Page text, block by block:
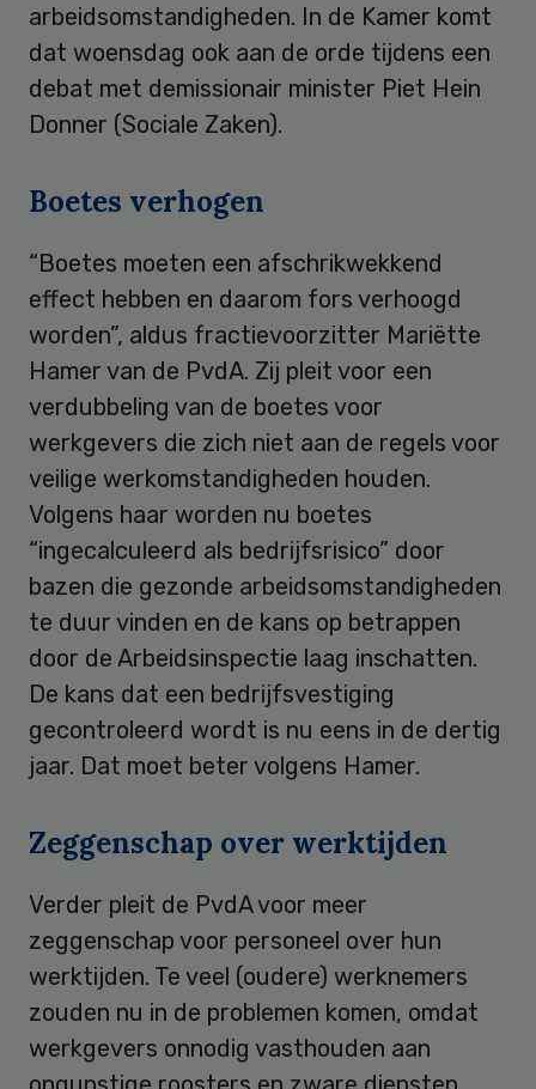
arbeidsomstandigheden. In de Kamer komt
dat woensdag ook aan de orde tijdens een
debat met demissionair minister Piet Hein
Donner (Sociale Zaken).
Boetes verhogen
“Boetes moeten een afschrikwekkend
effect hebben en daarom fors verhoogd
worden”, aldus fractievoorzitter Mariëtte
Hamer van de PvdA. Zij pleit voor een
verdubbeling van de boetes voor
werkgevers die zich niet aan de regels voor
veilige werkomstandigheden houden.
Volgens haar worden nu boetes
“ingecalculeerd als bedrijfsrisico” door
bazen die gezonde arbeidsomstandigheden
te duur vinden en de kans op betrappen
door de Arbeidsinspectie laag inschatten.
De kans dat een bedrijfsvestiging
gecontroleerd wordt is nu eens in de dertig
jaar. Dat moet beter volgens Hamer.
Zeggenschap over werktijden
Verder pleit de PvdA voor meer
zeggenschap voor personeel over hun
werktijden. Te veel (oudere) werknemers
zouden nu in de problemen komen, omdat
werkgevers onnodig vasthouden aan